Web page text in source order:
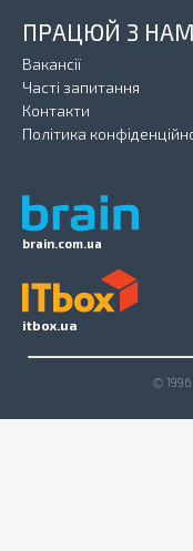
brain.com.ua
ПРАЦЮЙ З
Вакансії
Часті запитання
Контакти
Політика
itbox.ua
© 1996